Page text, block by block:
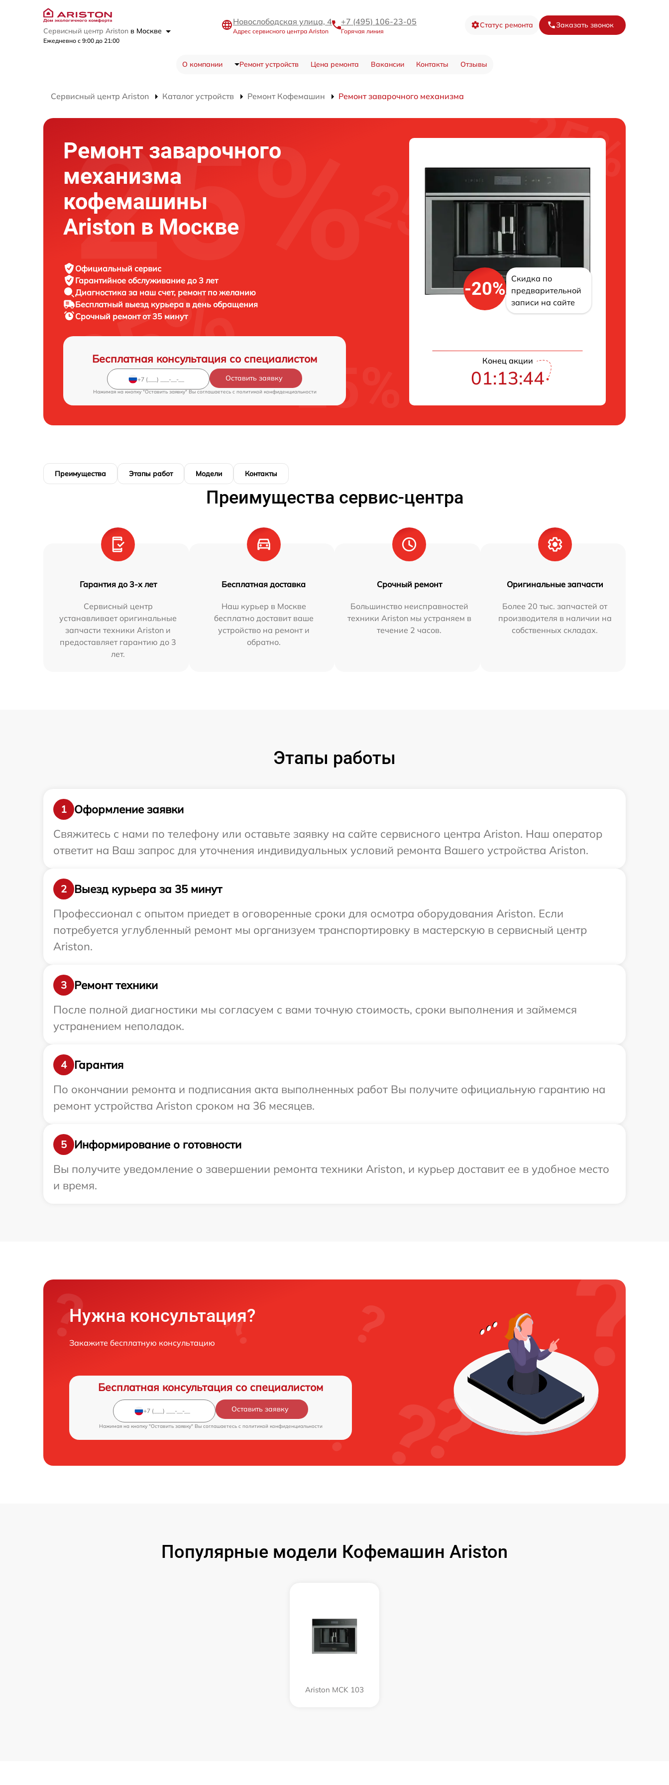
Сервисный центр Ariston в Москве
Ежедневно с 9:00 до 21:00
Новослободская улица, 4
Адрес сервисного центра Ariston
+7 (495) 106-23-05
Горячая линия
Статус ремонта Заказать звонок
О компании Ремонт устройств Цена ремонта Вакансии Контакты Отзывы
Сервисный центр Ariston Каталог устройств Ремонт Кофемашин Ремонт заварочного механизма
Ремонт заварочного
механизма
кофемашины
Ariston в Москве
Официальный сервис
Гарантийное обслуживание до 3 лет
Диагностика за наш счет, ремонт по желанию
Бесплатный выезд курьера в день обращения
Срочный ремонтот 35 минут
Бесплатная консультация со специалистом
Оставить заявку
Нажимая на кнопку "Оставить заявку" Вы соглашаетесь c политикой конфиденциальности
-20%
Скидка по
предварительной
записи на сайте
Конец акции
01:13:43
Преимущества Этапы работ Модели Контакты
Преимущества сервис-центра
Гарантия до 3-х лет
Сервисный центр
устанавливает оригинальные
запчасти техники Ariston и
предоставляет гарантию до 3
лет.
Бесплатная доставка
Наш курьер в Москве
бесплатно доставит ваше
устройство на ремонт и
обратно.
Срочный ремонт
Большинство неисправностей
техники Ariston мы устраняем в
течение 2 часов.
Оригинальные запчасти
Более 20 тыс. запчастей от
производителя в наличии на
собственных складах.
Этапы работы
1
Оформление заявки
Свяжитесь с нами по телефону или оставьте заявку на сайте сервисного центра Ariston. Наш оператор
ответит на Ваш запрос для уточнения индивидуальных условий ремонта Вашего устройства Ariston.
2
Выезд курьера за 35 минут
Профессионал с опытом приедет в оговоренные сроки для осмотра оборудования Ariston. Если
потребуется углубленный ремонт мы организуем транспортировку в мастерскую в сервисный центр
Ariston.
3
Ремонт техники
После полной диагностики мы согласуем с вами точную стоимость, сроки выполнения и займемся
устранением неполадок.
4
Гарантия
По окончании ремонта и подписания акта выполненных работ Вы получите официальную гарантию на
ремонт устройства Ariston сроком на 36 месяцев.
5
Информирование о готовности
Вы получите уведомление о завершении ремонта техники Ariston, и курьер доставит ее в удобное место
и время.
Нужна консультация?
Закажите бесплатную консультацию
Бесплатная консультация со специалистом
Оставить заявку
Нажимая на кнопку "Оставить заявку" Вы соглашаетесь c политикой конфиденциальности
Популярные модели Кофемашин Ariston
Ariston MCK 103